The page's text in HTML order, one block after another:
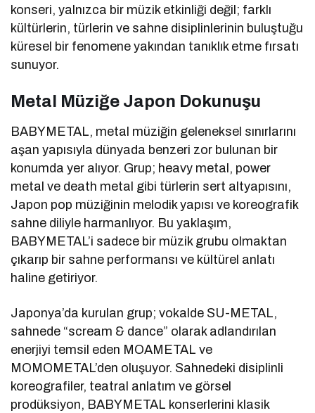
konseri, yalnızca bir müzik etkinliği değil; farklı
kültürlerin, türlerin ve sahne disiplinlerinin buluştuğu
küresel bir fenomene yakından tanıklık etme fırsatı
sunuyor.
Metal Müziğe Japon Dokunuşu
BABYMETAL, metal müziğin geleneksel sınırlarını
aşan yapısıyla dünyada benzeri zor bulunan bir
konumda yer alıyor. Grup; heavy metal, power
metal ve death metal gibi türlerin sert altyapısını,
Japon pop müziğinin melodik yapısı ve koreografik
sahne diliyle harmanlıyor. Bu yaklaşım,
BABYMETAL’i sadece bir müzik grubu olmaktan
çıkarıp bir sahne performansı ve kültürel anlatı
haline getiriyor.
Japonya’da kurulan grup; vokalde SU-METAL,
sahnede “scream & dance” olarak adlandırılan
enerjiyi temsil eden MOAMETAL ve
MOMOMETAL’den oluşuyor. Sahnedeki disiplinli
koreografiler, teatral anlatım ve görsel
prodüksiyon, BABYMETAL konserlerini klasik